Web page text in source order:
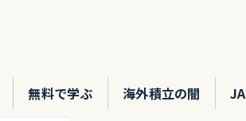
無料で学ぶ 海外積立の闇